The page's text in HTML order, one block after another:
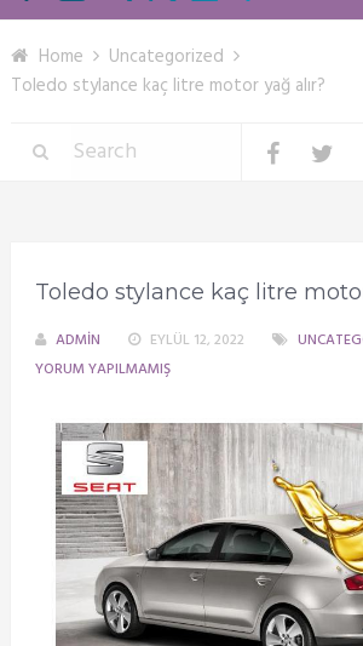
Home
Uncategorized
Toledo stylance kaç litre motor yağ alır?
Toledo stylance kaç litre
ADMIN EYLÜL 12, 2022
YORUM YAPILMAMIŞ